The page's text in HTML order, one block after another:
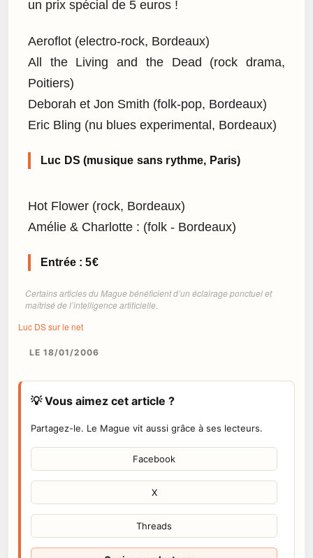
un prix spécial de 5 euros !
Aeroflot (electro-rock, Bordeaux)
All the Living and the Dead (rock drama,
Poitiers)
Deborah et Jon Smith (folk-pop, Bordeaux)
Eric Bling (nu blues experimental, Bordeaux)
Luc DS (musique sans rythme, Paris)
Hot Flower (rock, Bordeaux)
Amélie & Charlotte : (folk - Bordeaux)
Entrée : 5€
Certains articles du Mague bénéficient d’un éclairage ponctuel et
maîtrisé de l’intelligence artificielle.
Luc DS sur le net
LE 18/01/2006
💡 Vous aimez cet article ?
Partagez-le. Le Mague vit aussi grâce à ses lecteurs.
Facebook
X
Threads